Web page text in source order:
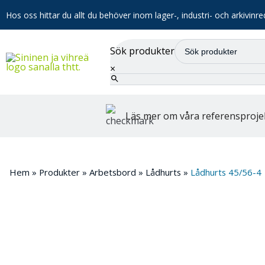
Hos oss hittar du allt du behöver inom lager-, industri- och
Sök produkter
×
Läs mer om våra
Hem » Produkter » Arbetsbord » Lådhurts » Lådhurts 45/56-4